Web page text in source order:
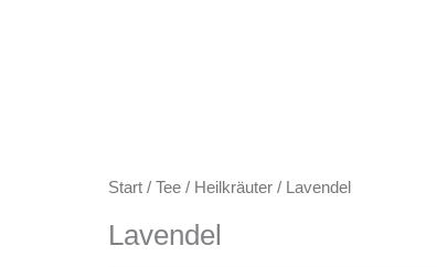
Start /Tee / Heilkräuter / Lavendel
Lavendel